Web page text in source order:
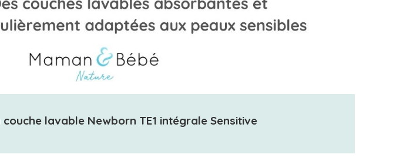
lavable Newborn TE1 intégrale Sensitive